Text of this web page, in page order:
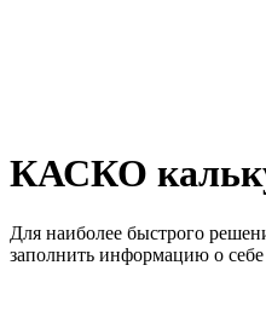
КАСКО
Для наиболее быстрого
заполнить информацию о